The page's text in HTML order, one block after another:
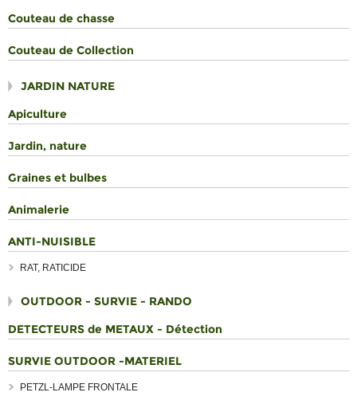
Couteau de chasse
Couteau de Collection
JARDIN NATURE
Apiculture
Jardin, nature
Graines et bulbes
Animalerie
ANTI-NUISIBLE
RAT, RATICIDE
OUTDOOR - SURVIE - RANDO
DETECTEURS de METAUX - Détection
SURVIE OUTDOOR -MATERIEL
PETZL-LAMPE FRONTALE